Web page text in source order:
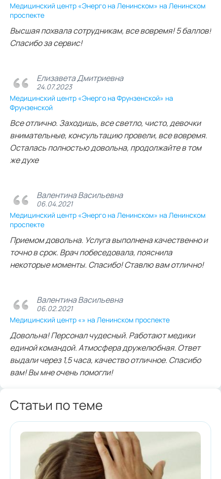
Медицинский центр «Энерго на Ленинском» на Ленинском
проспекте
Высшая похвала сотрудникам, все вовремя! 5 баллов!
Спасибо за сервис!
Елизавета Дмитриевна
24.07.2023
Медицинский центр «Энерго на Фрунзенской» на
Фрунзенской
Все отлично. Заходишь, все светло, чисто, девочки
внимательные, консультацию провели, все вовремя.
Осталась полностью довольна, продолжайте в том
же духе
Валентина Васильевна
06.04.2021
Медицинский центр «Энерго на Ленинском» на Ленинском
проспекте
Приемом довольна. Услуга выполнена качественно и
точно в срок. Врач побеседовала, пояснила
некоторые моменты. Спасибо! Ставлю вам отлично!
Валентина Васильевна
06.02.2021
Медицинский центр «» на Ленинском проспекте
Довольна! Персонал чудесный. Работают медики
единой командой. Атмосфера дружелюбная. Ответ
выдали через 1,5 часа, качество отличное. Спасибо
вам! Вы мне очень помогли!
Статьи по теме